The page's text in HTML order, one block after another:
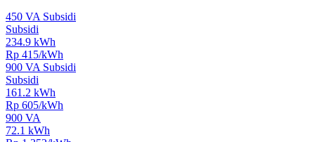
450 VA Subsidi
Subsidi
234.9 kWh
Rp 415/kWh
900 VA Subsidi
Subsidi
161.2 kWh
Rp 605/kWh
900 VA
72.1 kWh